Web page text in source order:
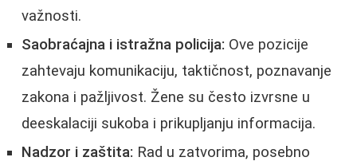
važnosti.
Saobraćajna i istražna policija: Ove pozicije
zahtevaju komunikaciju, taktičnost, poznavanje
zakona i pažljivost. Žene su često izvrsne u
deeskalaciji sukoba i prikupljanju informacija.
Nadzor i zaštita: Rad u zatvorima, posebno